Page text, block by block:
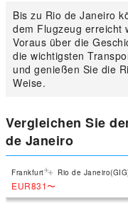
Bis zu Rio de Janeiro
dem Flugzeug erreicht
Voraus über die
die wichtigsten
und genießen Sie die
Weise.
Vergleichen Sie
de Janeiro
Frankfurt Rio de
EUR831〜